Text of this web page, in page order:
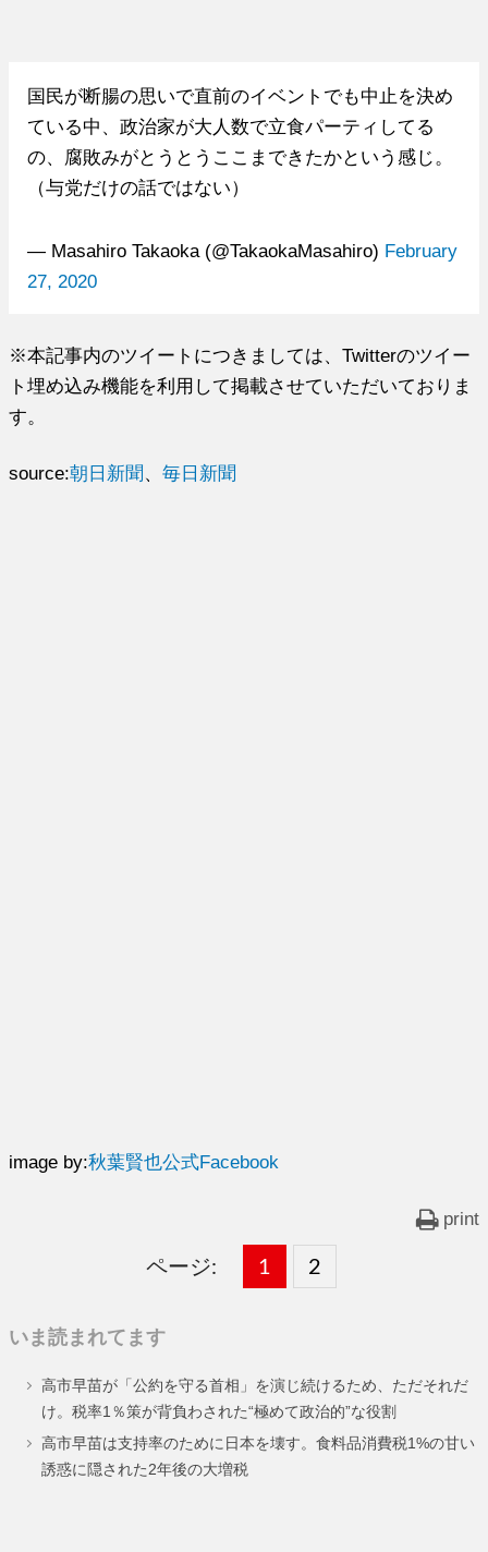
国民が断腸の思いで直前のイベントでも中止を決め
ている中、政治家が大人数で立食パーティしてる
の、腐敗みがとうとうここまできたかという感じ。
（与党だけの話ではない）
— Masahiro Takaoka (@TakaokaMasahiro) February
27, 2020
※本記事内のツイートにつきましては、Twitterのツイー
ト埋め込み機能を利用して掲載させていただいておりま
す。
source:朝日新聞 、毎日新聞
image by:秋葉賢也公式Facebook
print
ページ:
固
ー
ジ
1 ,
固
ー
ジ
2
いま読まれてます
高市早苗が「公約を守る首相」を演じ続けるため、ただそれだ
け。税率1％策が背負わされた“極めて政治的”な役割
高市早苗は支持率のために日本を壊す。食料品消費税1%の甘い
誘惑に隠された2年後の大増税